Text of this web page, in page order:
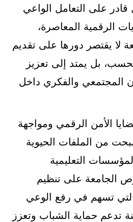
قادر على التعامل الواعي
الرقمية المعاصرة،
لا يقتصر دورها على تقديم
فحسب، بل يمتد إلى تعزيز
المجتمعي والفكري داخل
الأمن الرقمي ومواجهة
من الملفات الحيوية
التعليمية
الجامعة على تنظيم
التي تسهم في رفع الوعي
تدعم حماية الشباب وتعزز